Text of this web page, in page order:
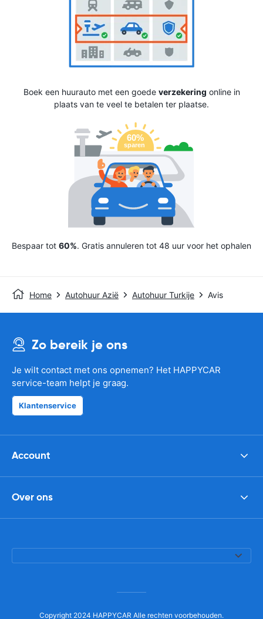
Boek een huurauto met een goede verzekering online in
plaats van te veel te betalen ter plaatse.
Bespaar tot 60%. Gratis annuleren tot 48 uur voor het ophalen
Home Autohuur Azië Autohuur Turkije Avis
Zo bereik je ons
Je wilt contact met ons opnemen? Het HAPPYCAR
service-team helpt je graag.
Klantenservice
Account
Over ons
Copyright 2024 HAPPYCAR Alle rechten voorbehouden.